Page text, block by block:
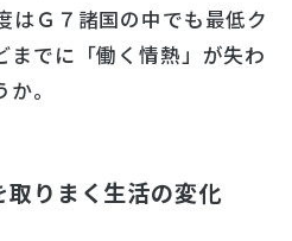
はＧ７諸国の中でも最低ク
までに「働く情熱」が失わ
。
りまく生活の変化